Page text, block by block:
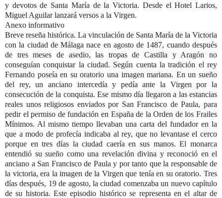
y devotos de Santa María de la Victoria. Desde el Hotel Larios,
Miguel Aguilar lanzará versos a la Virgen.
Anexo informativo
Breve reseña histórica. La vinculación de Santa María de la Victoria
con la ciudad de Málaga nace en agosto de 1487, cuando después
de tres meses de asedio, las tropas de Castilla y Aragón no
conseguían conquistar la ciudad. Según cuenta la tradición el rey
Fernando poseía en su oratorio una imagen mariana. En un sueño
del rey, un anciano intercedía y pedía ante la Virgen por la
consecución de la conquista. Ese mismo día llegaron a las estancias
reales unos religiosos enviados por San Francisco de Paula, para
pedir el permiso de fundación en España de la Orden de los Frailes
Mínimos. Al mismo tiempo llevaban una carta del fundador en la
que a modo de profecía indicaba al rey, que no levantase el cerco
porque en tres días la ciudad caería en sus manos. El monarca
entendió su sueño como una revelación divina y reconoció en el
anciano a San Francisco de Paula y por tanto que la responsable de
la victoria, era la imagen de la Virgen que tenía en su oratorio. Tres
días después, 19 de agosto, la ciudad comenzaba un nuevo capítulo
de su historia. Este episodio histórico se representa en el altar de